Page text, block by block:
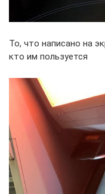
То, что написано на
кто им пользуется